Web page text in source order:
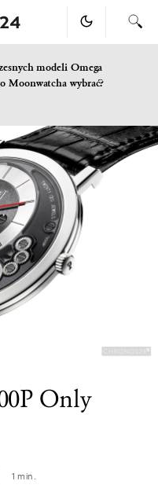
modeli Omega
Moonwatcha wybrać?
Only
1 min.